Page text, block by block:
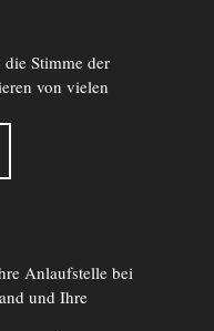
Stimme der
von vielen
Anlaufstelle bei
und Ihre